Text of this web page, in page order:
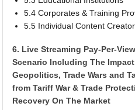
5.4 Corporates & Training
5.5 Individual Content
6. Live Streaming Pay-Per-
Scenario Including The
Geopolitics, Trade Wars and
from Tariff War & Trade
Recovery On The Market